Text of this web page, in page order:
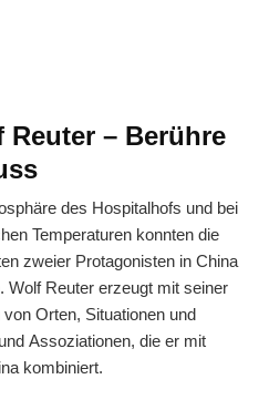
– Berühre
des Hospitalhofs und bei
Temperaturen konnten die
zweier Protagonisten in China
Wolf Reuter erzeugt mit seiner
Orten, Situationen und
Assoziationen, die er mit
kombiniert.